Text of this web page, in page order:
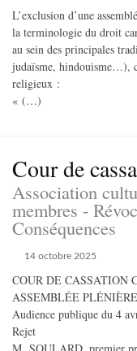
L’exclusion d’une
la terminologie du droit
au sein des principales
judaïsme, hindouisme…),
religieux :
« (…)
Cour de
Association
membres -
Conséquences
14 octobre 2025
COUR DE CASSATION
ASSEMBLÉE PLÉNIÈRE
Audience publique du 4
Rejet